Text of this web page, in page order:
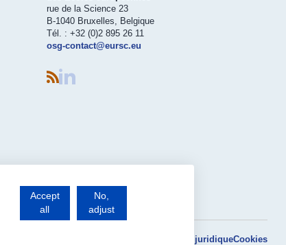
Accept
all
No,
adjust
rue de la Science 23
B-1040 Bruxelles, Belgique
Tél. : +32 (0)2 895 26 11
osg-contact@eursc.eu
Avis juridiqueCookies